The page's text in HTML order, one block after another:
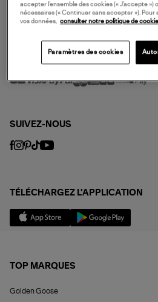
SERVICE CLIENT
MODE DE PAIEMENT
SUIVEZ-NOUS
TÉLÉCHARGEZ L'APPLICATION
TOP MARQUES
Golden Goose
accepter l’ensemble des cookies (« J’accepte
nécessaires (« Continuer sans accepter »). Pour
vos données,
consulter notre politique de
Paramètres des cookies